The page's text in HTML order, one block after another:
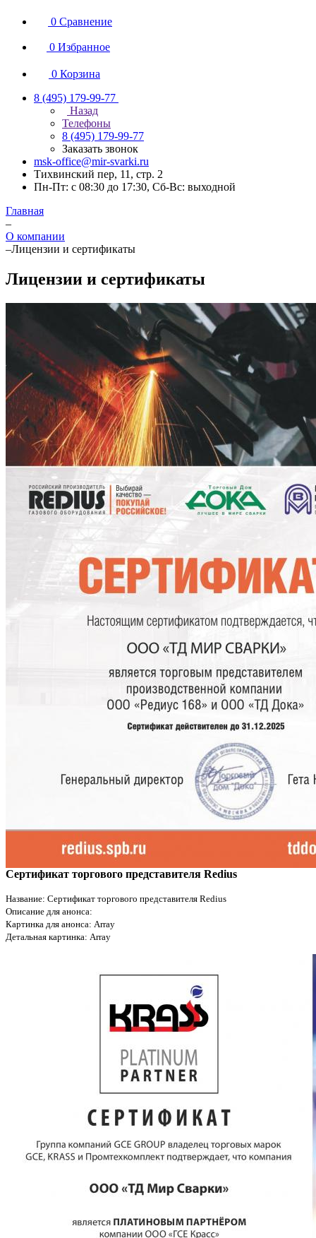
0 Сравнение
0 Избранное
0 Корзина
8 (495) 179-99-77
Назад
Телефоны
8 (495) 179-99-77
Заказать звонок
msk-office@mir-svarki.ru
Тихвинский пер, 11, стр. 2
Пн-Пт: с 08:30 до 17:30, Сб-Вс: выходной
Главная
–
О компании
–Лицензии и сертификаты
Лицензии и сертификаты
Сертификат торгового представителя Redius
Название: Сертификат торгового представителя Redius
Описание для анонса:
Картинка для анонса: Array
Детальная картинка: Array